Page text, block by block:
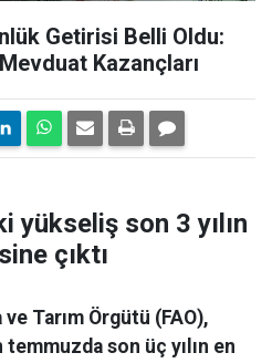
Getirisi Belli Oldu:
Kazançları
yükseliş son 3 yılın
çıktı
Tarım Örgütü (FAO),
temmuzda son üç yılın en